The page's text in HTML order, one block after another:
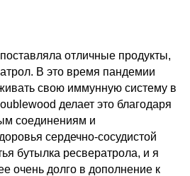
отличные продукты,
В это время пандемии
свою иммунную систему в
делает это благодаря
соединениям и
сердечно-сосудистой
бутылка ресвератрола, и я
очень долго в дополнение к